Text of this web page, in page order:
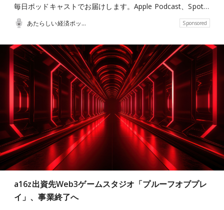
毎日ポッドキャストでお届けします。Apple Podcast、Spot…
あたらしい経済ポッドキャスト Sponsored
a16z出資先Web3ゲームスタジオ「プルーフオブプレ
イ」、事業終了へ